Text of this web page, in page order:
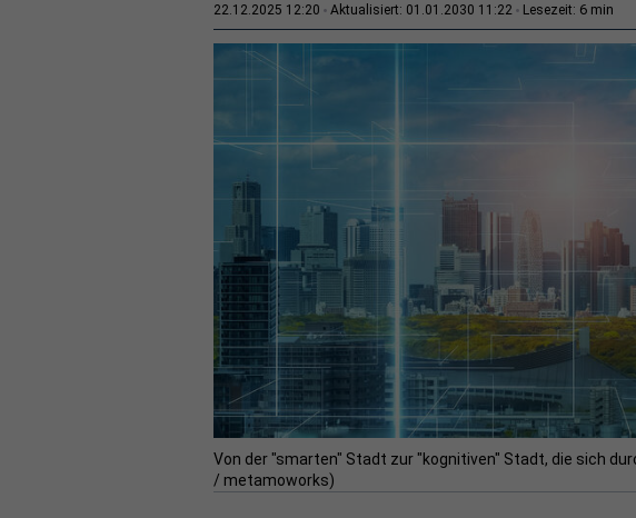
22.12.2025 12:20 Aktualisiert: 01.01.2030 11:22 Lesezeit: 6 min
Von der "smarten" Stadt zur "kognitiven" Stadt, die sich
/ metamoworks)